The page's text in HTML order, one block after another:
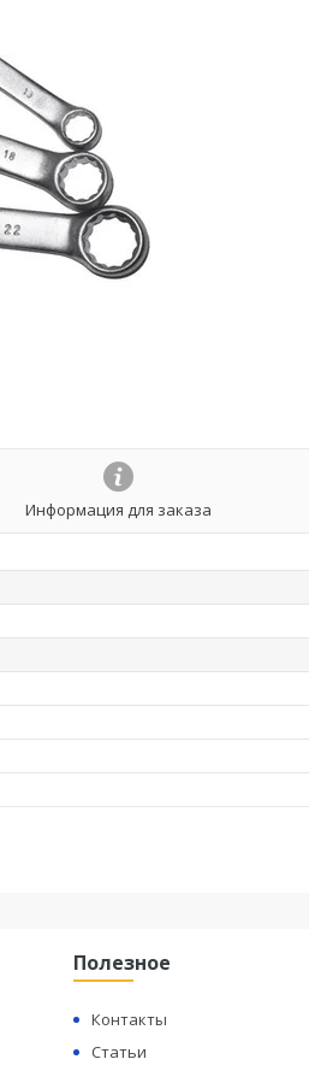
Информация для заказа
Полезное
Контакты
Статьи